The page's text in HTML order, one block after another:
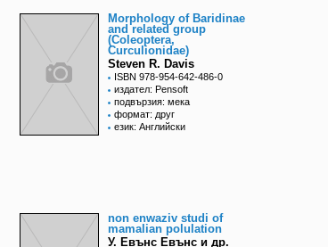
Morphology of Baridinae
and related group
(Coleoptera,
Curculionidae)
Steven R. Davis
ISBN 978-954-642-486-0
издател: Pensoft
подвързия: мека
формат: друг
език: Английски
non enwaziv studi of
mamalian polulation
У. Евънс Евънс и др.